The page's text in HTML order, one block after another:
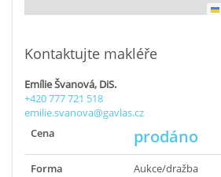
Kontaktujte makléře
Emílie Švanová, DiS.
+420 777 721 518
emilie.svanova@gavlas.cz
Cena
prodáno
Forma
Aukce/dražba